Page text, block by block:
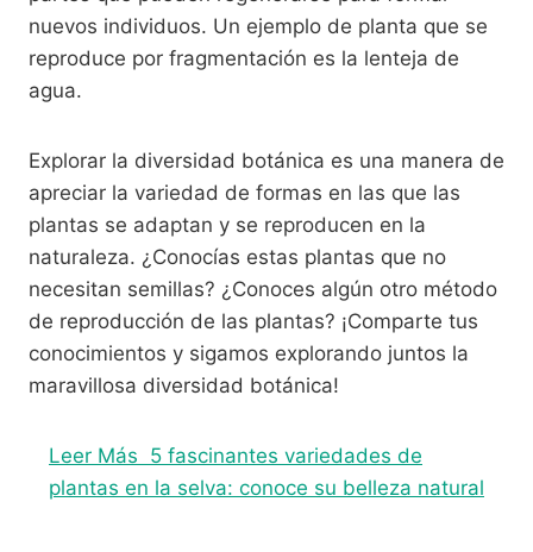
nuevos individuos. Un ejemplo de planta que se
reproduce por fragmentación es la lenteja de
agua.
Explorar la diversidad botánica es una manera de
apreciar la variedad de formas en las que las
plantas se adaptan y se reproducen en la
naturaleza. ¿Conocías estas plantas que no
necesitan semillas? ¿Conoces algún otro método
de reproducción de las plantas? ¡Comparte tus
conocimientos y sigamos explorando juntos la
maravillosa diversidad botánica!
Leer Más 5 fascinantes variedades de
plantas en la selva: conoce su belleza natural